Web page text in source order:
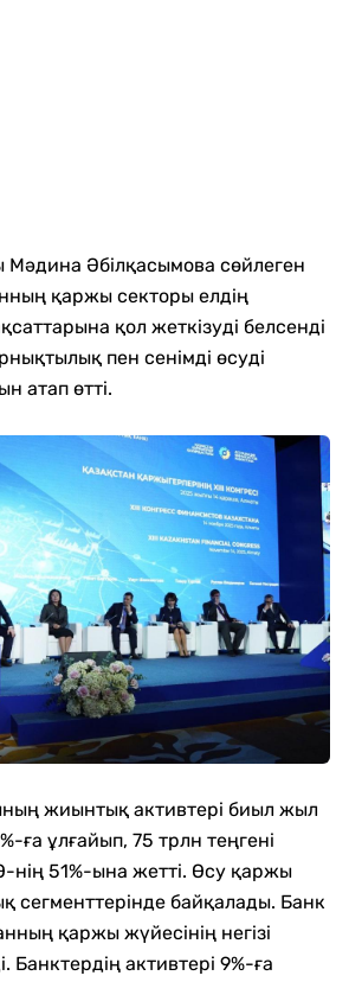
Мәдина Әбілқасымова сөйлеген
қаржы секторы елдің
қол жеткізуді белсенді
пен сенімді өсуді
атап өтті.
жиынтық активтері биыл жыл
ға ұлғайып, 75 трлн теңгені
51%-ына жетті. Өсу қаржы
сегменттерінде байқалады. Банк
қаржы жүйесінің негізі
Банктердің активтері 9%-ға